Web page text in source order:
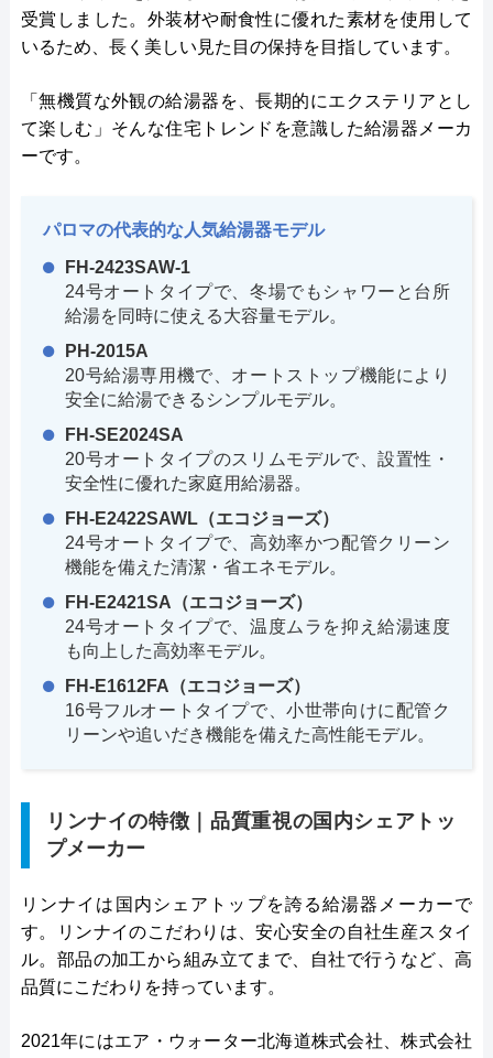
受賞しました。外装材や耐食性に優れた素材を使用して
いるため、長く美しい見た目の保持を目指しています。
「無機質な外観の給湯器を、長期的にエクステリアとし
て楽しむ」そんな住宅トレンドを意識した給湯器メーカ
ーです。
パロマの代表的な人気給湯器モデル
FH-2423SAW-1
24号オートタイプで、冬場でもシャワーと台所
給湯を同時に使える大容量モデル。
PH-2015A
20号給湯専用機で、オートストップ機能により
安全に給湯できるシンプルモデル。
FH-SE2024SA
20号オートタイプのスリムモデルで、設置性・
安全性に優れた家庭用給湯器。
FH-E2422SAWL（エコジョーズ）
24号オートタイプで、高効率かつ配管クリーン
機能を備えた清潔・省エネモデル。
FH-E2421SA（エコジョーズ）
24号オートタイプで、温度ムラを抑え給湯速度
も向上した高効率モデル。
FH-E1612FA（エコジョーズ）
16号フルオートタイプで、小世帯向けに配管ク
リーンや追いだき機能を備えた高性能モデル。
リンナイの特徴｜品質重視の国内シェアトッ
プメーカー
リンナイは国内シェアトップを誇る給湯器メーカーで
す。リンナイのこだわりは、安心安全の自社生産スタイ
ル。部品の加工から組み立てまで、自社で行うなど、高
品質にこだわりを持っています。
2021年にはエア・ウォーター北海道株式会社、株式会社